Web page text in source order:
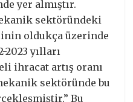
yer almıştır.
sektöründeki
oldukça üzerinde
yılları
ihracat artış oranı
sektöründe bu
Bu